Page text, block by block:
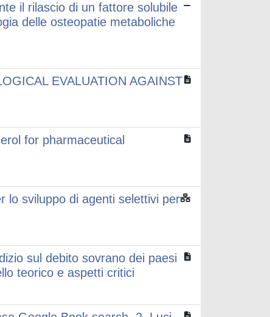
il rilascio di un fattore solubile
delle osteopatie metaboliche
EVALUATION AGAINST
for pharmaceutical
lo sviluppo di agenti selettivi per
sul debito sovrano dei paesi
teorico e aspetti critici